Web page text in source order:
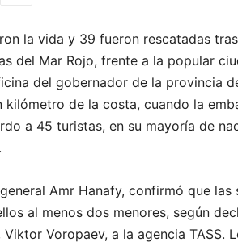
la vida y 39 fueron rescatadas
del Mar Rojo, frente a la popular
del gobernador de la provincia
de la costa, cuando la
a 45 turistas, en su mayoría de
Amr Hanafy, confirmó que
al menos dos menores, según
Voropaev, a la agencia TASS.